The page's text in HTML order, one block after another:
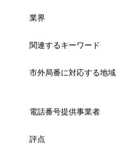
業界
関連するキーワード
市外局番に対応する地域
電話番号提供事業者
評点